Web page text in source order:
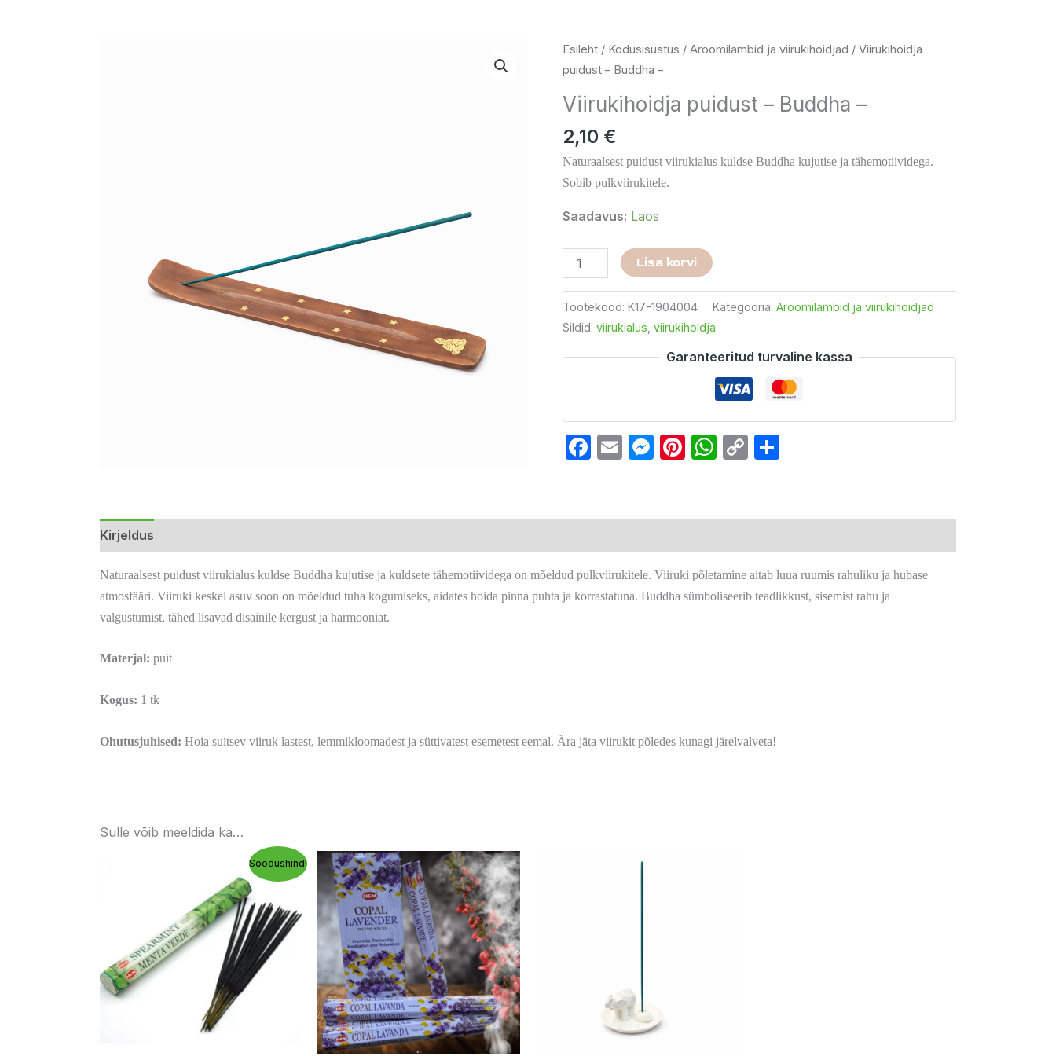
Esileht/ Kodusisustus / Aroomilambid ja viirukihoidjad / Viirukihoidja
puidust – Buddha –
Viirukihoidja puidust – Buddha –
2,10 €
Naturaalsest puidust viirukialus kuldse Buddha kujutise ja tähemotiividega.
Sobib pulkviirukitele.
Saadavus: Laos
Viirukihoidja
puidust
Buddha
-
kogus
Lisa korvi
Tootekood: K17-1904004 Kategooria: Aroomilambid ja viirukihoidjad
Sildid: viirukialus viirukihoidja
Garanteeritud turvaline kassa
Facebook
EmailMessenger
Pinterest
WhatsApp
CopyShare
Kirjeldus
Naturaalsest puidust viirukialus kuldse Buddha kujutise ja kuldsete tähemotiividega on mõeldud pulkviirukitele. Viiruki põletamine aitab luua ruumis rahuliku ja hubase
atmosfääri. Viiruki keskel asuv soon on mõeldud tuha kogumiseks, aidates hoida pinna puhta ja korrastatuna. Buddha sümboliseerib teadlikkust, sisemist rahu ja
valgustumist, tähed lisavad disainile kergust ja harmooniat.
Materjal: puit
Kogus: 1 tk
Ohutusjuhised: Hoia suitsev viiruk lastest, lemmikloomadest ja süttivatest esemetest eemal. Ära jäta viirukit põledes kunagi järelvalveta!
Sulle võib meeldida ka…
Soodushind!
3,00 €.
Praegune
hind
on:
2,55 €.